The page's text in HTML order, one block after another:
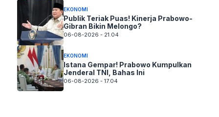
EKONOMI
Publik Teriak Puas! Kinerja Prabowo-
Gibran Bikin Melongo?
06-08-2026 - 21.04
EKONOMI
Istana Gempar! Prabowo Kumpulkan
Jenderal TNI, Bahas Ini
06-08-2026 - 17.04